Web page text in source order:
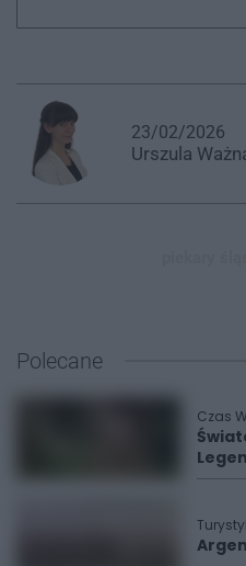
23/02/2026
Urszula
Polecane
Czas